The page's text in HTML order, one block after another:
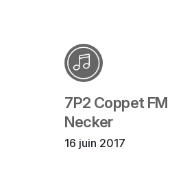
7P2 Coppet
Necker
16 juin 2017